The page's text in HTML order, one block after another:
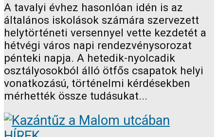
A tavalyi évhez hasonlóan idén is az
általános iskolások számára szervezett
helytörténeti versennyel vette kezdetét a
hétvégi város napi rendezvénysorozat
pénteki napja. A hetedik-nyolcadik
osztályosokból álló ötfős csapatok helyi
vonatkozású, történelmi kérdésekben
mérhették össze tudásukat...